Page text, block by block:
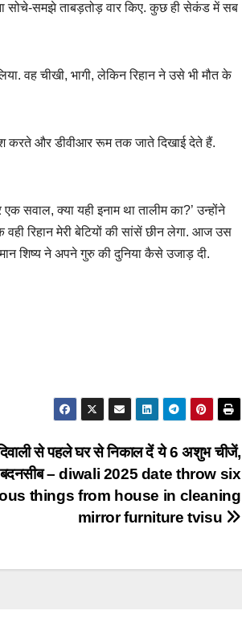
सोचे-समझे ताबड़तोड़ वार किए. कुछ ही सेकंड में सब
वह चीखी, भागी, लेकिन रिहान ने उसे भी मौत के
करते और डीवीआर रूम तक जाते दिखाई देते हैं.
क्या यही इनाम था तालीम का?’ उन्होंने
वही रिहान मेरी बेटियों की सांसें छीन लेगा. आज उस
शिष्य ने अपने गुरु की दुनिया कैसे उजाड़ दी.
से पहले घर से निकाल दें ये 6 अशुभ चीजें,
बदनसीब – diwali 2025 date throw six
things from house in cleaning
mirror furniture tvisu